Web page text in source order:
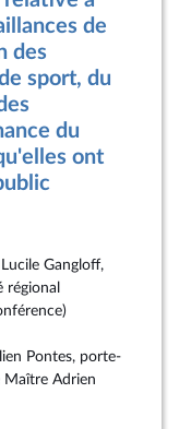
de
des
sport, du
du
ont
Gangloff,
Pontes, porte-
Maître Adrien